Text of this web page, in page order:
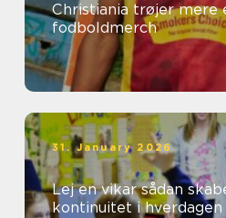
Christiania trøjer mere end bare
fodboldmerch
31. January 2026
Lej en vikar sådan skaber du tryghed og
kontinuitet i hverdagen